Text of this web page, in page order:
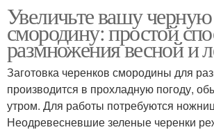
Увеличьте вашу черную
смородину: простой
размножения весной и
Заготовка черенков смородины для
производится в прохладную погоду,
утром. Для работы потребуются
Неодревесневшие зеленые черенки